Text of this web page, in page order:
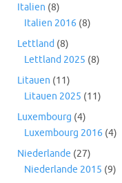
Italien (8)
Italien 2016 (8)
Lettland (8)
Lettland 2025 (8)
Litauen (11)
Litauen 2025 (11)
Luxembourg (4)
Luxembourg 2016 (4)
Niederlande (27)
Niederlande 2015 (9)